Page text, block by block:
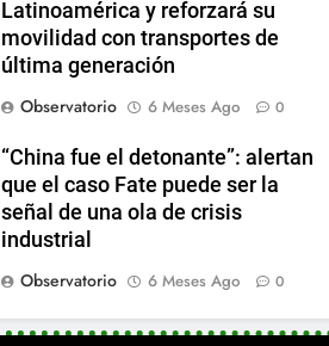
Latinoamérica y reforzará su
movilidad con transportes de
última generación
Observatorio
6 Meses Ago 0
“China fue el detonante”: alertan
que el caso Fate puede ser la
señal de una ola de crisis
industrial
Observatorio
6 Meses Ago 0